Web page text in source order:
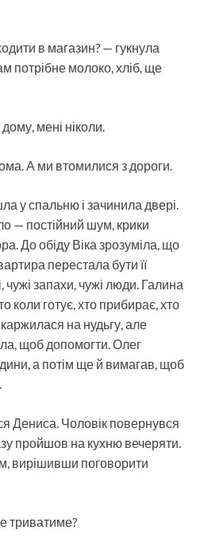
в магазин? — гукнула
потрібне молоко, хліб, ще
мені ніколи.
А ми втомилися з дороги.
у спальню і зачинила двері.
— постійний шум, крики
До обіду Віка зрозуміла, що
перестала бути її
чужі запахи, чужі люди. Галина
коли готує, хто прибирає, хто
на нудьгу, але
щоб допомогти. Олег
а потім ще й вимагав, щоб
Дениса. Чоловік повернувся
пройшов на кухню вечеряти.
вирішивши поговорити
триватиме?